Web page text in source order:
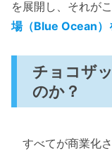
を展開し、それが
場（Blue Ocean）
チョコザ
のか？
すべてが商業化